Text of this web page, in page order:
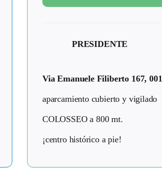
PRESIDENTE
Via Emanuele Filiberto 167,
aparcamiento cubierto y vigilado
COLOSSEO a 800 mt.
¡centro histórico a pie!